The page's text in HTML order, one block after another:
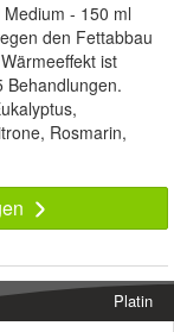
- 150 ml
den Fettabbau
ist
Behandlungen.
Rosmarin,
Platin